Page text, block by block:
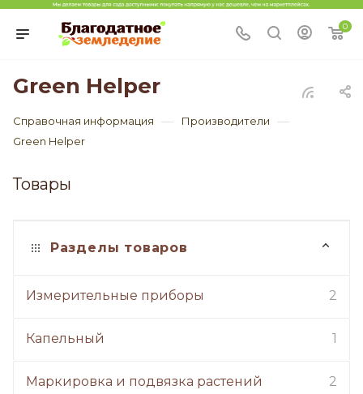
0
Green Helper
Справочная информация — Производители —
Green Helper
Товары
Разделы товаров
Измерительные приборы 2
Капельный 1
Маркировка и подвязка растений 2